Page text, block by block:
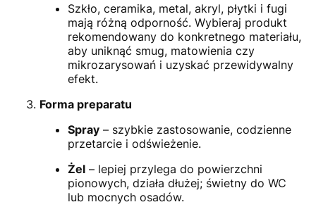
Szkło, ceramika, metal, akryl, płytki i fugi
mają różną odporność. Wybieraj produkt
rekomendowany do konkretnego materiału,
aby uniknąć smug, matowienia czy
mikrozarysowań i uzyskać przewidywalny
efekt.
Forma preparatu
Spray – szybkie zastosowanie, codzienne
przetarcie i odświeżenie.
Żel – lepiej przylega do powierzchni
pionowych, działa dłużej; świetny do WC
lub mocnych osadów.